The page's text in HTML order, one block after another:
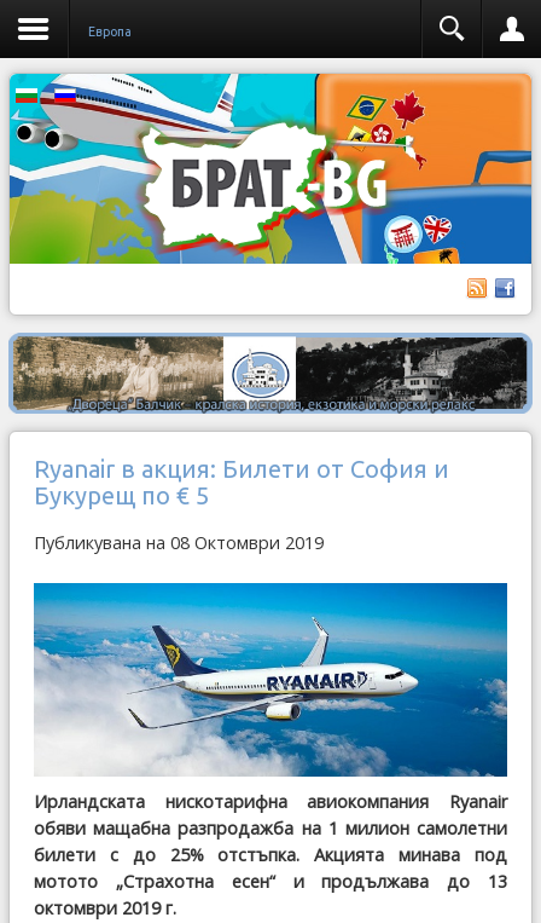
Европа
Ryanair в акция: Билети от София и
Букурещ по € 5
Публикувана на 08 Октомври 2019
Ирландската нискотарифна авиокомпания Ryanair
обяви мащабна разпродажба на 1 милион самолетни
билети с до 25% отстъпка. Акцията минава под
мотото „Страхотна есен“ и продължава до 13
октомври 2019 г.